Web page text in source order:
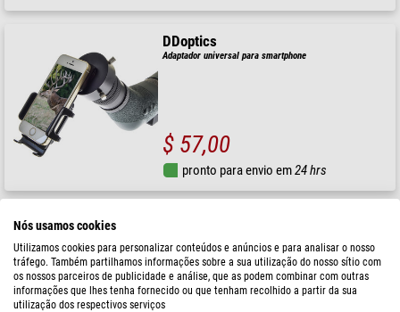
DDoptics
Adaptador universal para smartphone
$ 57,00
pronto para envio em24 hrs
Nós usamos cookies
Utilizamos cookies para personalizar conteúdos e anúncios e para analisar o nosso
tráfego. Também partilhamos informações sobre a sua utilização do nosso sítio com
os nossos parceiros de publicidade e análise, que as podem combinar com outras
informações que lhes tenha fornecido ou que tenham recolhido a partir da sua
utilização dos respectivos serviços